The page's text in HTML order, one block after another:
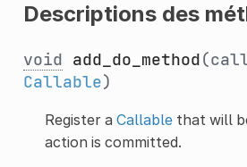
Descriptions des
void add_do_method
Callable)
Register a Callablethat will
action is committed.